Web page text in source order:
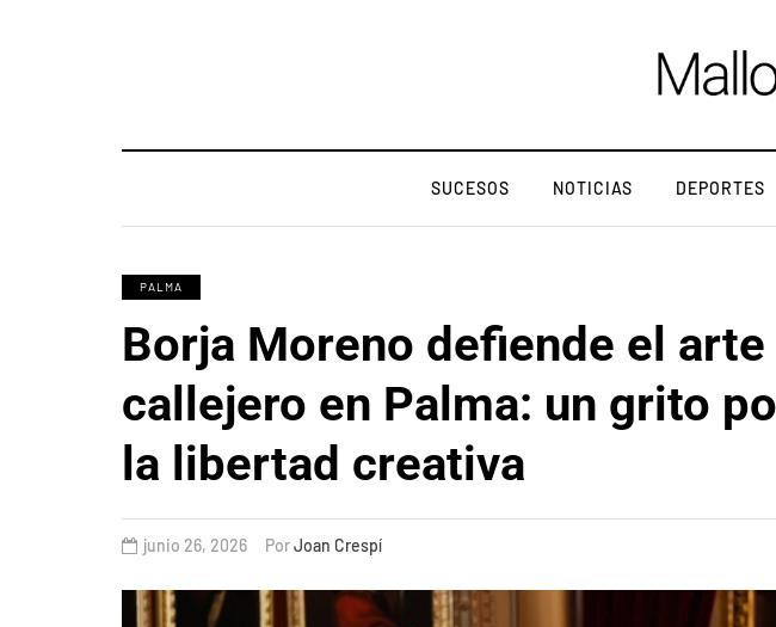
SUCESOS NOTICIAS DEPORTES
PALMA
Borja Moreno defiende el arte
callejero en Palma: un grito
la libertad creativa
junio 26, 2026 PorJoan Crespí